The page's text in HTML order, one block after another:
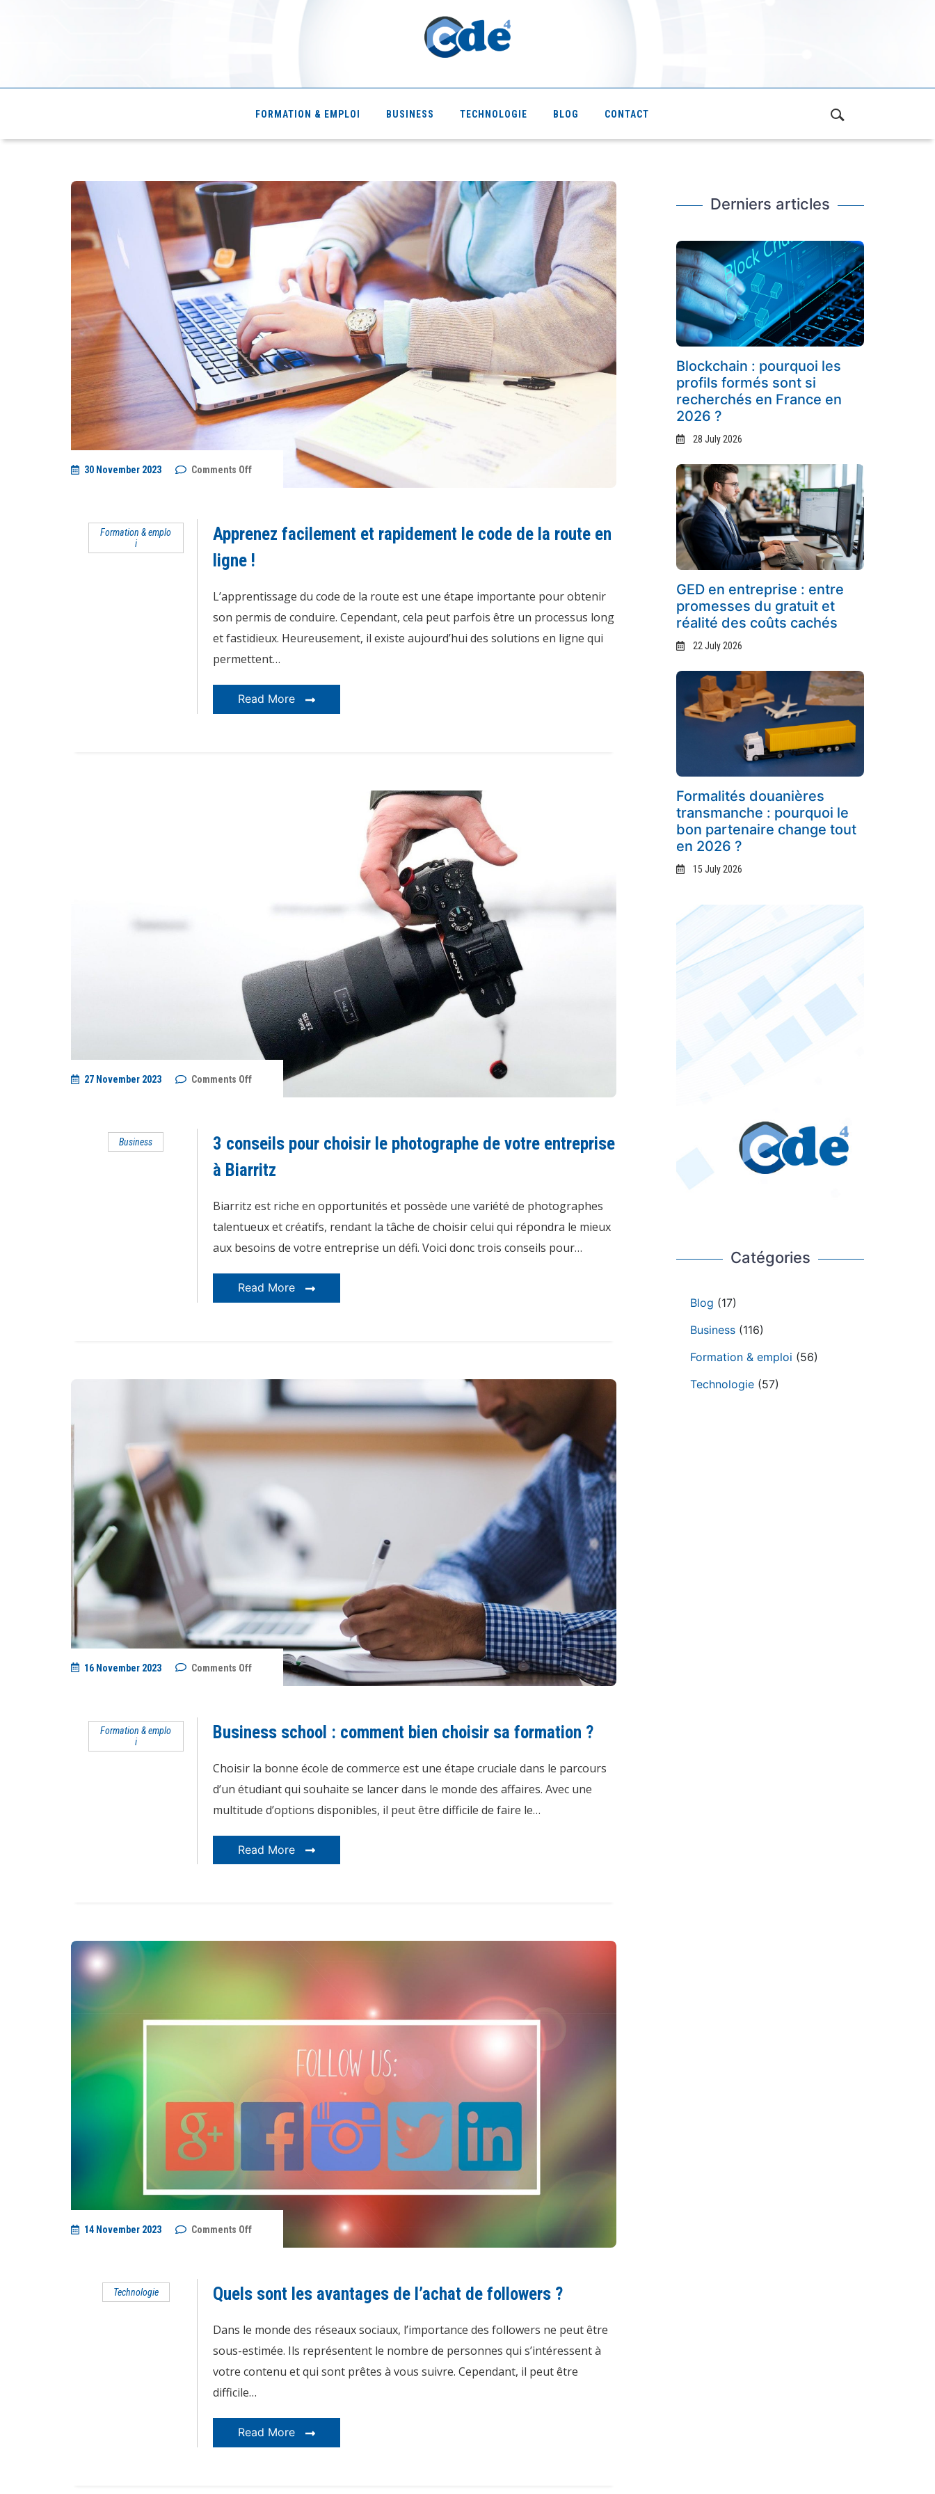
FORMATION & EMPLOI BUSINESS TECHNOLOGIE BLOG CONTACT
30 November 2023 Comments Offon
code
de
la
route
!
Formation & emplo
i
Apprenez facilement et rapidement le code de la route en
ligne !
L’apprentissage du code de la route est une étape importante pour obtenir
son permis de conduire. Cependant, cela peut parfois être un processus long
et fastidieux. Heureusement, il existe aujourd’hui des solutions en ligne qui
permettent…
Read More
27 November 2023 Comments Offon
conseils
photographe
de
votre
entreprise
Business
3 conseils pour choisir le photographe de votre entreprise
à Biarritz
Biarritz est riche en opportunités et possède une variété de photographes
talentueux et créatifs, rendant la tâche de choisir celui qui répondra le mieux
aux besoins de votre entreprise un défi. Voici donc trois conseils pour…
Read More
16 November 2023 Comments Offon
Business
choisir
sa
?
Formation & emplo
i
Business school : comment bien choisir sa formation ?
Choisir la bonne école de commerce est une étape cruciale dans le parcours
d’un étudiant qui souhaite se lancer dans le monde des affaires. Avec une
multitude d’options disponibles, il peut être difficile de faire le…
Read More
14 November 2023 Comments Offon
l’achat
de
Technologie Quels sont les avantages de l’achat de followers ?
Dans le monde des réseaux sociaux, l’importance des followers ne peut être
sous-estimée. Ils représentent le nombre de personnes qui s’intéressent à
votre contenu et qui sont prêtes à vous suivre. Cependant, il peut être
difficile…
Read More
Derniers articles
Blockchain : pourquoi les
profils formés sont si
recherchés en France en
2026 ?
28 July 2026
GED en entreprise : entre
promesses du gratuit et
réalité des coûts cachés
22 July 2026
Formalités douanières
transmanche : pourquoi le
bon partenaire change tout
en 2026 ?
15 July 2026
Catégories
Blog (17)
Business (116)
Formation & emploi (56)
Technologie (57)